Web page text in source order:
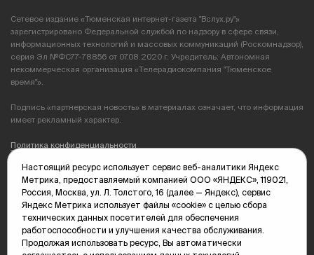
Сетевое издание «Тюменская интернет-газета "Вслух.ру"»
зарегистрировано Федеральной службой по надзору в сфере связи,
информационных технологий и массовых коммуникаций (Роскомнадзор),
серия Эл №ФС77-78856 от 07.08.2020 г. Учредитель: Автономная
некоммерческая организация «Телерадиокомпания "Тюменское
время"».
Подпись «партнерская новость» в материалах означает, что информация
имеет рекламный характер.
Политика конфиденциальности
Редакция: 625035, Тюмень, пр. Геологоразведчиков, 28А
(3452) 68-89-05
edit@vsluh.ru
Главный редактор: Панкина Т.Ю.
kika@vsluh.ru
Настоящий ресурс использует сервис веб-аналитики Яндекс
Метрика, предоставляемый компанией ООО «ЯНДЕКС», 119021,
Россия, Москва, ул. Л. Толстого, 16 (далее — Яндекс), сервис
Яндекс Метрика использует файлы «cookie» с целью сбора
технических данных посетителей для обеспечения
работоспособности и улучшения качества обслуживания.
Продолжая использовать ресурс, Вы автоматически